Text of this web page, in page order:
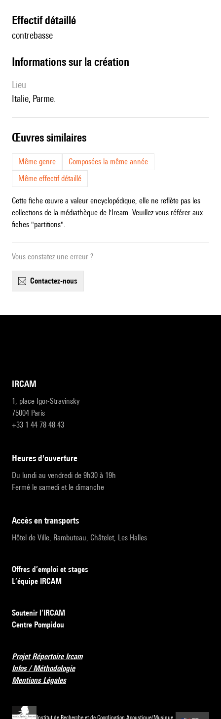
effectif détaillé
contrebasse
informations sur la création
lieu
Italie, Parme.
œuvres similaires
Même genre
Composées la même année
Même effectif détaillé
Cette fiche œuvre a valeur encyclopédique, elle ne reflète pas les
collections de la médiathèque de l'Ircam. Veuillez vous référer aux
fiches "partitions".
Vous constatez une erreur ?
contactez-nous
IRCAM
1, place Igor-Stravinsky
75004 Paris
+33 1 44 78 48 43
heures d'ouverture
Du lundi au vendredi de 9h30 à 19h
Fermé le samedi et le dimanche
accès en transports
Hôtel de Ville, Rambuteau, Châtelet, Les Halles
Offres d’emploi et stages
L’équipe IRCAM
Soutenir l’IRCAM
Centre Pompidou
Projet Répertoire Ircam
Infos / Méthodologie
Mentions Légales
Institut de Recherche et de Coordination Acoustique/Musique